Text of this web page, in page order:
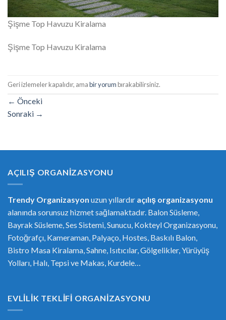
Şişme Top Havuzu Kiralama
Şişme Top Havuzu Kiralama
Geri izlemeler kapalıdır, amabir yorumbırakabilirsiniz.
← Önceki
Sonraki →
AÇILIŞ ORGANIZASYONU
Trendy Organizasyon uzun yıllardır açılış organizasyonu
alanında sorunsuz hizmet sağlamaktadır. Balon Süsleme,
Bayrak Süsleme, Ses Sistemi, Sunucu, Kokteyl Organizasyonu,
Fotoğrafçı, Kameraman, Palyaço, Hostes, Baskılı Balon,
Bistro Masa Kiralama, Sahne, Isıtıcılar, Gölgelikler, Yürüyüş
Yolları, Halı, Tepsi ve Makas, Kurdele…
EVLILIK TEKLIFI ORGANIZASYONU